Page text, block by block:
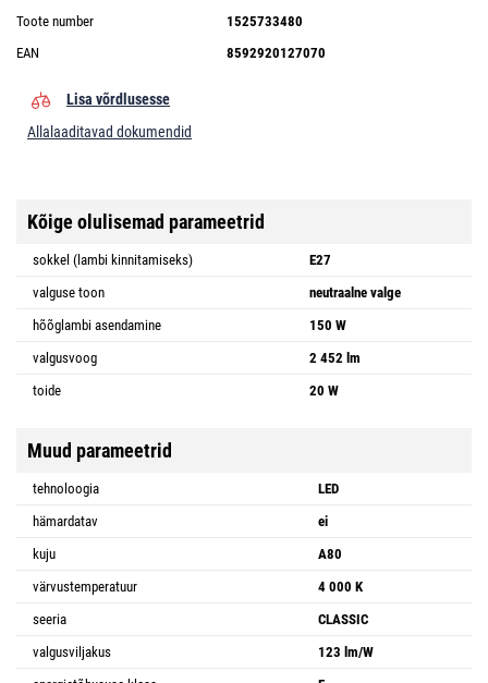
Toote number
1525733480
EAN
8592920127070
Lisa võrdlusesse
Allalaaditavad dokumendid
Kõige olulisemad parameetrid
sokkel (lambi kinnitamiseks)
E27
valguse toon
neutraalne valge
hõõglambi asendamine
150 W
valgusvoog
2 452 lm
toide
20 W
Muud parameetrid
tehnoloogia
LED
hämardatav
ei
kuju
A80
värvustemperatuur
4 000 K
seeria
CLASSIC
valgusviljakus
123 lm/W